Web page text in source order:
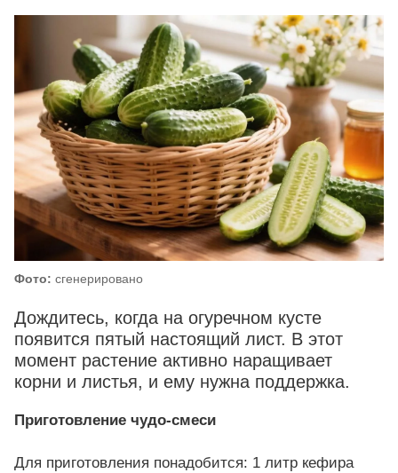
Фото: сгенерировано
Дождитесь, когда на огуречном кусте
появится пятый настоящий лист. В этот
момент растение активно наращивает
корни и листья, и ему нужна поддержка.
Приготовление чудо-смеси
Для приготовления понадобится: 1 литр кефира